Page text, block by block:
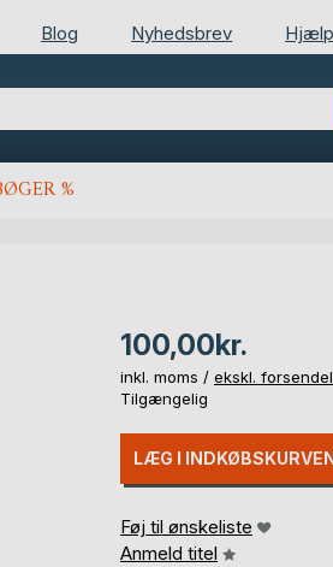
Blog Nyhedsbrev Hjælp
%
100,00kr.
inkl. moms / ekskl.
Tilgængelig
LÆG I
Føj til ønskeliste
Anmeld titel